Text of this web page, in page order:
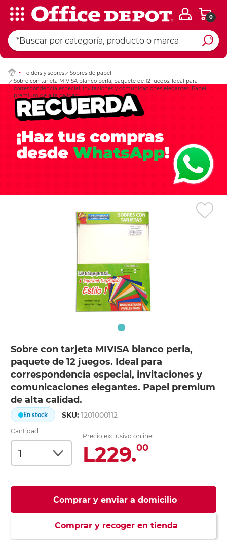
0
Folders y sobres
Sobres de papel
Sobre con tarjeta MIVISA blanco perla, paquete de 12 juegos. Ideal para
correspondencia especial, invitaciones y comunicaciones elegantes. Papel
premium de alta calidad.
Sobre con tarjeta MIVISA blanco perla,
paquete de 12 juegos. Ideal para
correspondencia especial, invitaciones y
comunicaciones elegantes. Papel premium
de alta calidad.
En stock SKU:1201000112
Cantidad
Precio exclusivo online:
L229.00
Comprar y enviar a domicilio
Comprar y recoger en tienda
Ingresar Codigo